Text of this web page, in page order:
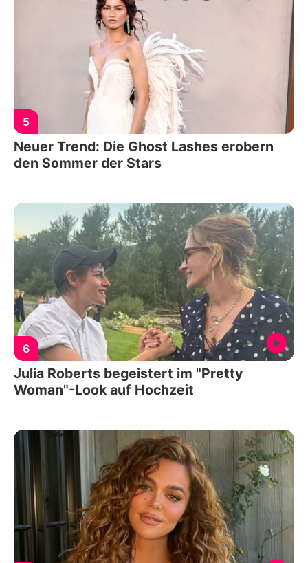
5
Neuer Trend: Die Ghost Lashes erobern
den Sommer der Stars
6
Julia Roberts begeistert im "Pretty
Woman"-Look auf Hochzeit